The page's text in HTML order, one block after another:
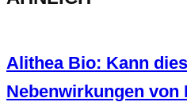
Alithea Bio: Kann
Nebenwirkungen von